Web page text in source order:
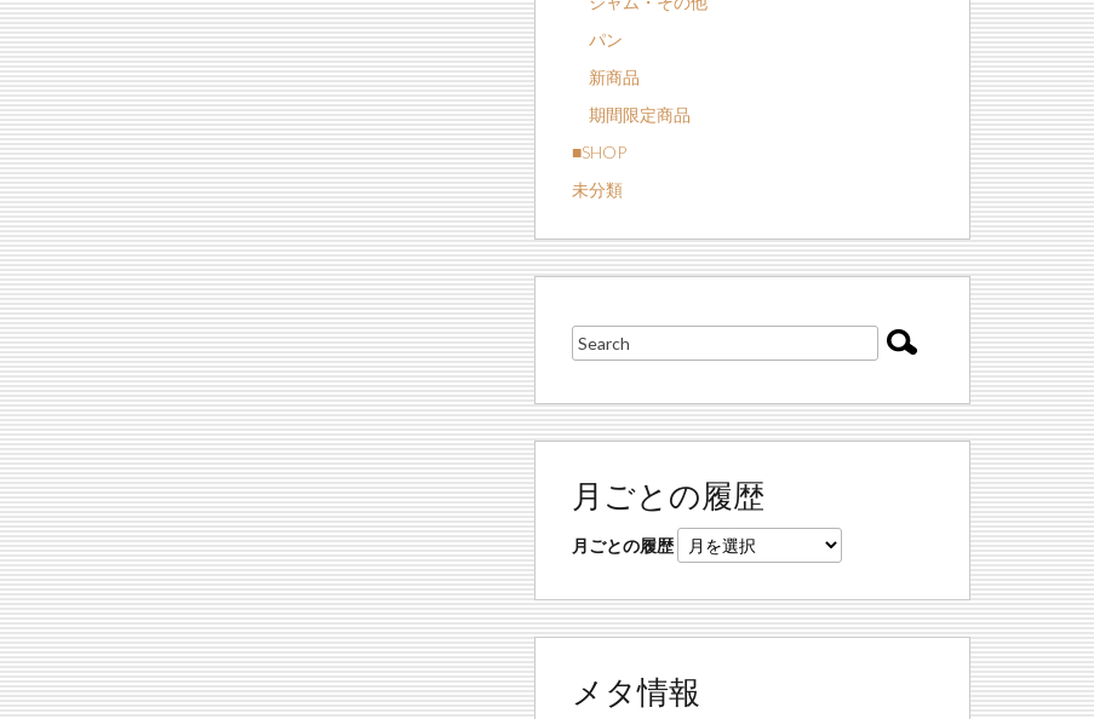
パン
新商品
期間限定商品
■SHOP
未分類
月ごとの履歴
月ごとの履歴
メタ情報